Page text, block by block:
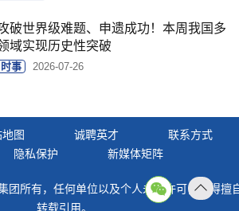
破世界级难题、申遗成功！本周我国多
域实现历史性突破
时事 2026-07-26
地图 诚聘英才
联系方式
隐私保护 新媒体矩阵
团所有，任何单位以及个人未经许可，不得擅
转载引用。